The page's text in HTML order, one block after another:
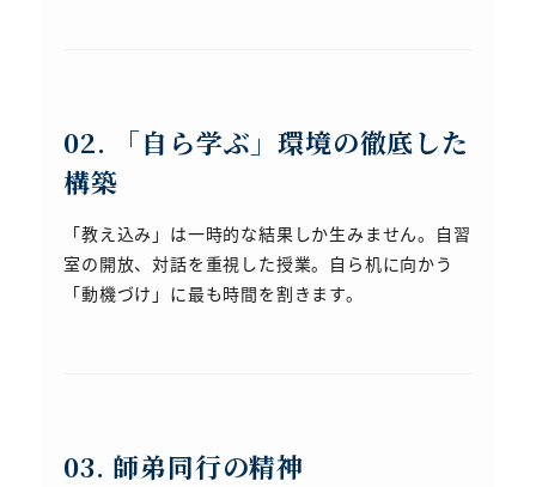
02. 「自ら学ぶ」環境の徹底した
構築
「教え込み」は一時的な結果しか生みません。自習
室の開放、対話を重視した授業。自ら机に向かう
「動機づけ」に最も時間を割きます。
03. 師弟同行の精神